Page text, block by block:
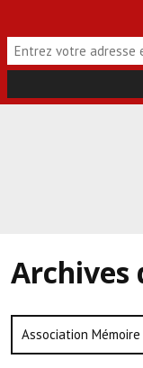
Archives
Association